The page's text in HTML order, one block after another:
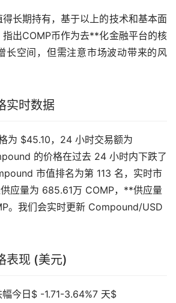
长期持有，基于以上的技术和基本面
出COMP币作为去**化金融平台的核
长空间，但需注意市场波动带来的风
实时数据
为 $45.10，24 小时交易额为
的价格在过去 24 小时内下跌了
市值排名为第 113 名，实时市
应量为 685.61万 COMP，**供应量
。我们会实时更新 Compound/USD
表现 (美元)
今日$ -1.71-3.64%7 天$